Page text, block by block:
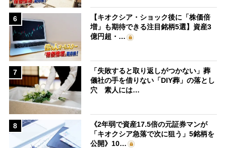
6
【キオクシア・ショック後に「株価倍
増」も期待できる注目銘柄5選】資産3
億円超・…
7
「失敗すると取り返しがつかない」葬
儀社の手を借りない「DIY葬」の落とし
穴 素人には…
8
《2年弱で資産17.5倍の元証券マンが
「キオクシア急落で次に狙う」5銘柄を
公開》10…